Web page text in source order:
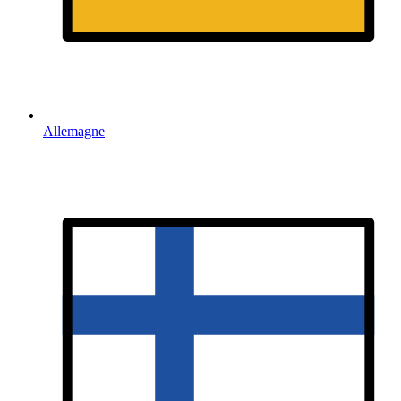
Allemagne